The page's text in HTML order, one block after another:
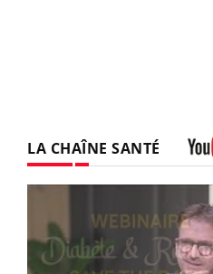
LA CHAÎNE SANTÉ